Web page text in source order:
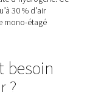
% :Bénéficiez
répondre aux
couches de